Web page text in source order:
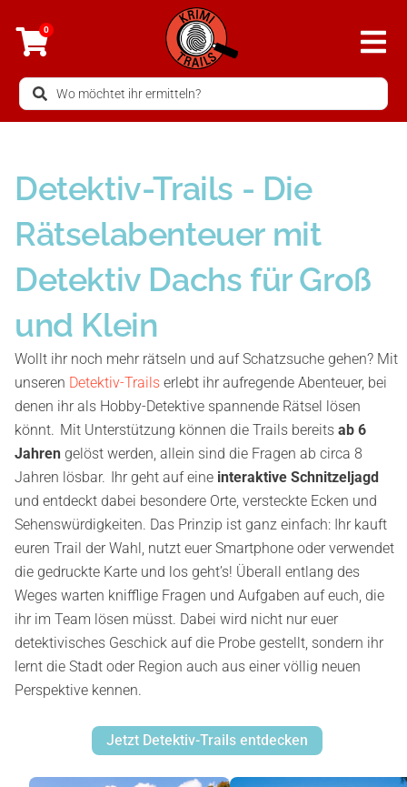
Inhalt
springen
0
Search
...
Detektiv-Trails - Die
Rätselabenteuer mit
Detektiv Dachs für Groß
und Klein
Wollt ihr noch mehr rätseln und auf Schatzsuche gehen? Mit
unseren Detektiv-Trails erlebt ihr aufregende Abenteuer, bei
denen ihr als Hobby-Detektive spannende Rätsel lösen
könnt. Mit Unterstützung können die Trails bereits ab 6
Jahren gelöst werden, allein sind die Fragen ab circa 8
Jahren lösbar. Ihr geht auf eine interaktive Schnitzeljagd
und entdeckt dabei besondere Orte, versteckte Ecken und
Sehenswürdigkeiten. Das Prinzip ist ganz einfach: Ihr kauft
euren Trail der Wahl, nutzt euer Smartphone oder verwendet
die gedruckte Karte und los geht’s! Überall entlang des
Weges warten knifflige Fragen und Aufgaben auf euch, die
ihr im Team lösen müsst. Dabei wird nicht nur euer
detektivisches Geschick auf die Probe gestellt, sondern ihr
lernt die Stadt oder Region auch aus einer völlig neuen
Perspektive kennen.
Jetzt Detektiv-Trails entdecken